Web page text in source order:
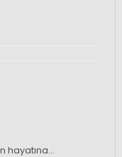
hayatına…